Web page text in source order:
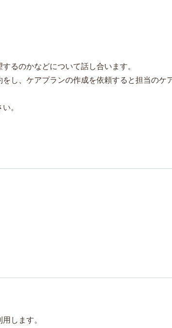
るのかなどについて話し合います。
し、ケアプランの作成を依頼すると担当のケ
。
します。